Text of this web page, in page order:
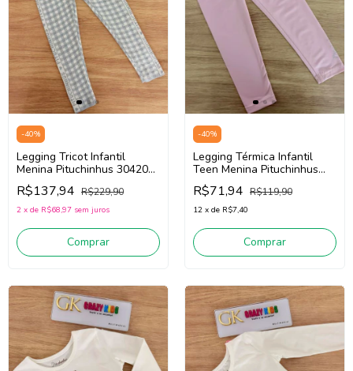
-40%
Legging Tricot Infantil
Menina Pituchinhus 30420
(Azul/Off White)
R$137,94 R$229,90
2 x de R$68,97 sem juros
Comprar
-40%
Legging Térmica Infantil
Teen Menina Pituchinhus
28632 (Rosa)
R$71,94 R$119,90
12 x de R$7,40
Comprar